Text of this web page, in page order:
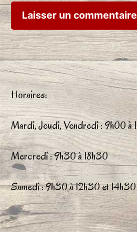
Horaires:
Mardi, Jeudi, Vendredi : 9h00 à
Mercredi : 9h30 à 18h30
Samedi : 9h30 à 12h30 et